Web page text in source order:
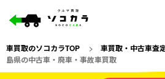
車買取のソコカラTOP > 車買取・中古車査
島県の中古車・廃車・事故車買取